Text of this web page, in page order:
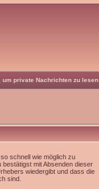
um private Nachrichten zu lesen
schnell wie möglich zu
mit Absenden dieser
wiedergibt und dass die
sind.